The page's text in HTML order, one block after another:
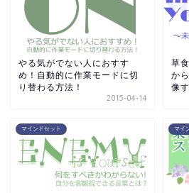
やる気がでない人におすす
め！自動的に作業モードに切
り替わる方法！
2015-04-14
草
か
像
マインドセット マイ